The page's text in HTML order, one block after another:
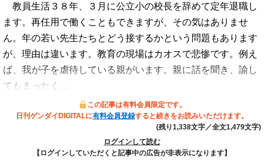
教員生活３８年、３月に公立小の校長を辞めて定年退職し
ます。再任用で働くこともできますが、その気はありませ
ん。年の若い先生たちとどう接するかという問題もあります
が、理由は違います。教育の現場はカオスで悲惨です。例え
ば、我が子を虐待している親がいます。親に話を聞き、諭し
てもまったく…
この記事は有料会員限定です。
日刊ゲンダイDIGITALに有料会員登録すると続きをお読みいただけます。
(残り1,338文字／全文1,479文字)
ログインして読む
【ログインしていただくと記事中の広告が非表示になります】